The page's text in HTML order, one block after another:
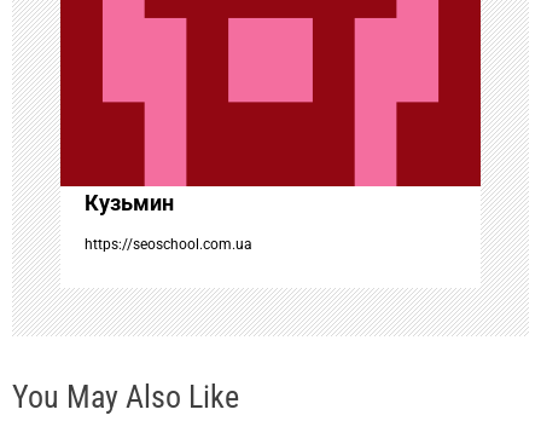
о
з
а
п
и
с
я
Кузьмин
https://seoschool.com.ua
You May Also Like